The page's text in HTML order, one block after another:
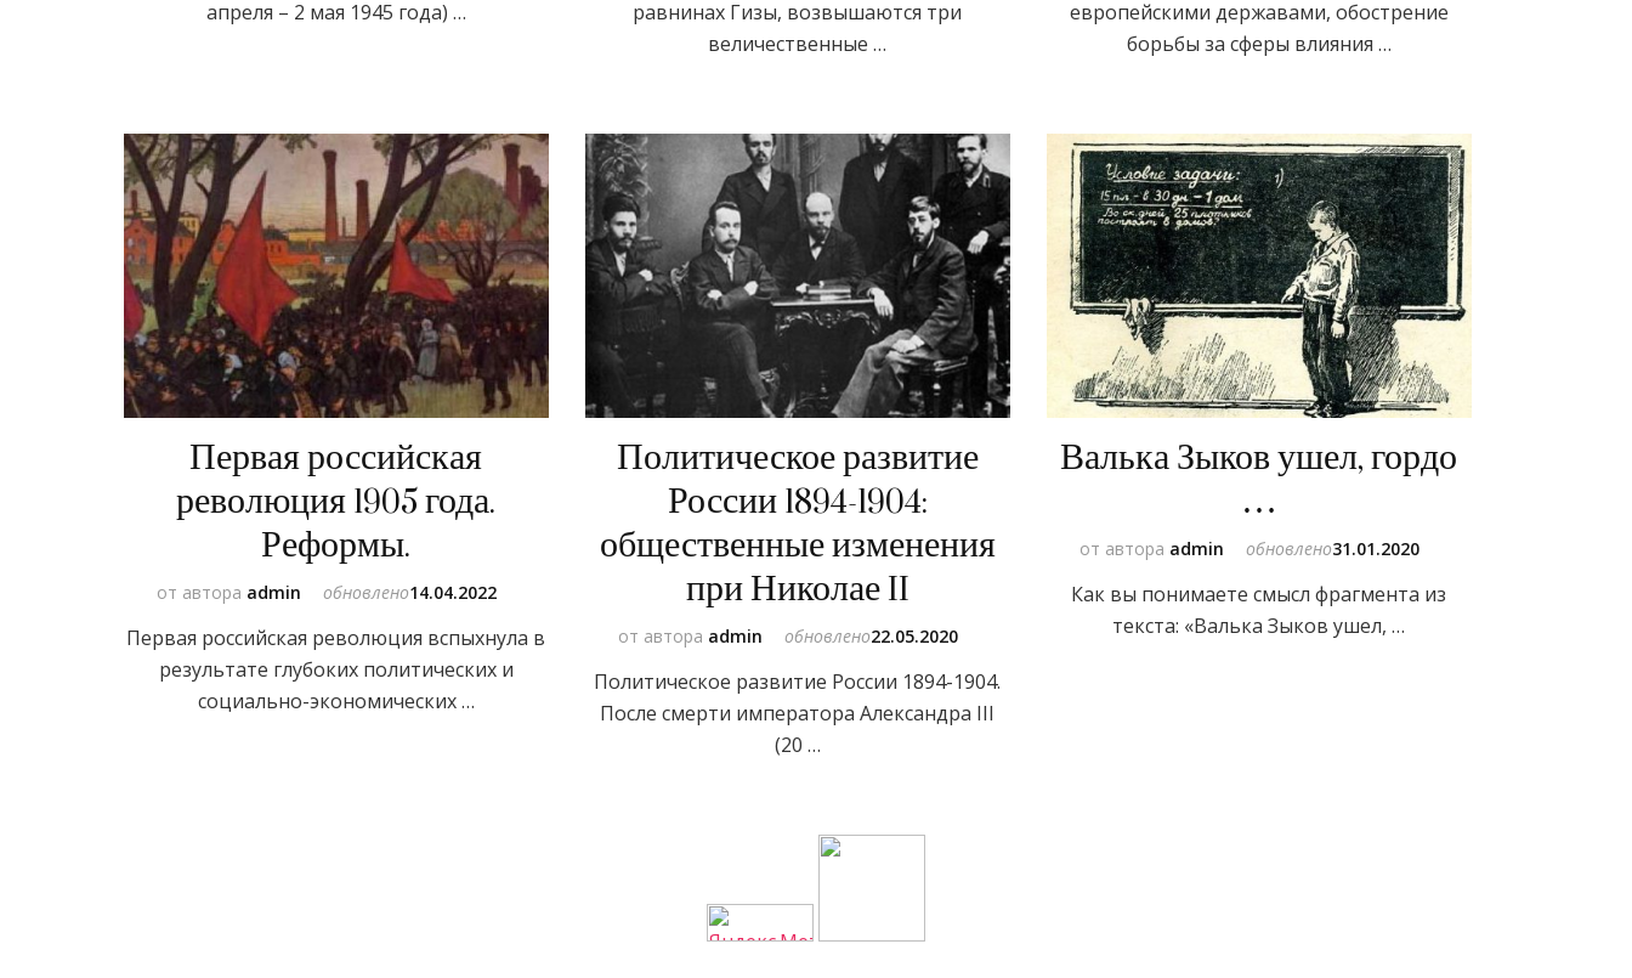
апреля – 2 мая 1945 года) …
равнинах Гизы, возвышаются три
величественные …
европейскими державами, обострение
борьбы за сферы влияния …
Первая российская
революция 1905 года.
Реформы.
от автора admin обновлено14.04.2022
Первая российская революция вспыхнула в
результате глубоких политических и
социально-экономических …
Политическое развитие
России 1894-1904:
общественные изменения
при Николае II
от автора admin обновлено22.05.2020
Политическое развитие России 1894-1904.
После смерти императора Александра III
(20 …
Валька Зыков ушел, гордо
…
от автора admin обновлено31.01.2020
Как вы понимаете смысл фрагмента из
текста: «Валька Зыков ушел, …